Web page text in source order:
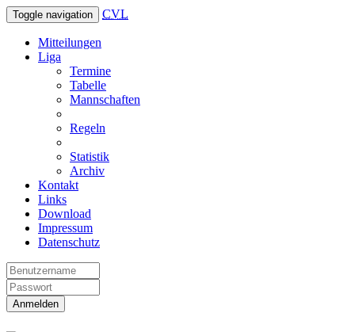
Toggle navigation CVL
Mitteilungen
Liga
Termine
Tabelle
Mannschaften
Regeln
Statistik
Archiv
Kontakt
Links
Download
Impressum
Datenschutz
Anmelden